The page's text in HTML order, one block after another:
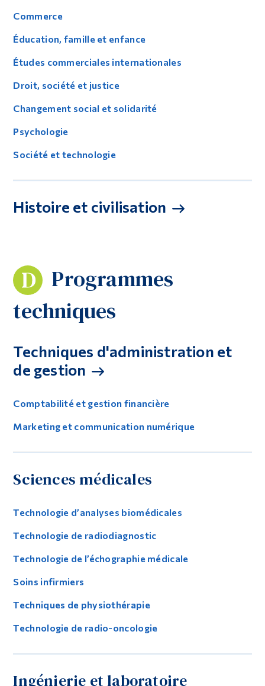
Commerce
Éducation, famille et enfance
Études commerciales internationales
Droit, société et justice
Changement social et solidarité
Psychologie
Société et technologie
Histoire et civilisation
Programmes
techniques
Techniques d'administration et
de gestion
Comptabilité et gestion financière
Marketing et communication numérique
Sciences médicales
Technologie d’analyses biomédicales
Technologie de radiodiagnostic
Technologie de l’échographie médicale
Soins infirmiers
Techniques de physiothérapie
Technologie de radio-oncologie
Ingénierie et laboratoire